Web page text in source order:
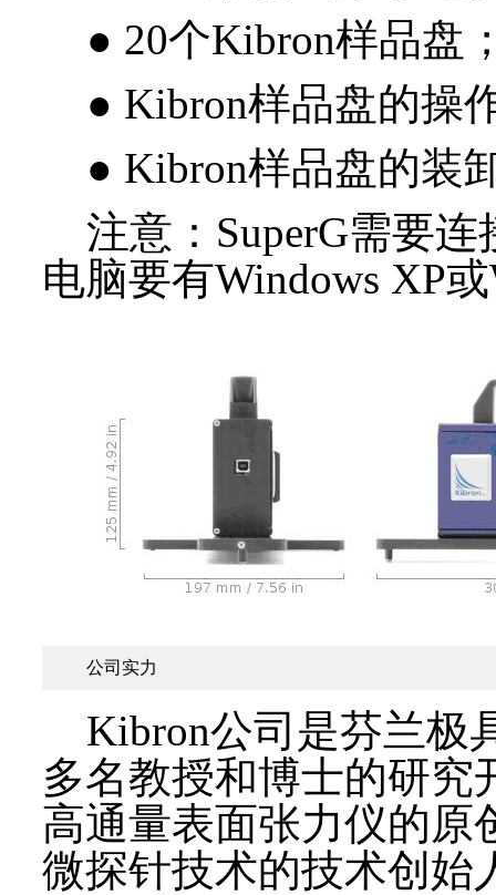
● 20个Kibron样品盘
● Kibron样品盘的操
● Kibron样品盘的装
注意：SuperG需要连
电脑要有Windows XP
公司实力
Kibron公司是芬兰极
多名教授和博士的研
高通量表面张力仪的原
微探针技术的技术创始